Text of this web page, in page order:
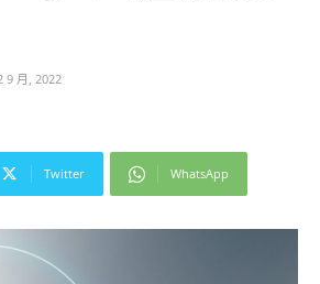
9 月, 2022
Twitter WhatsApp